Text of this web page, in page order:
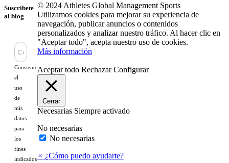
Suscríbete
al blog
Consiento
el
uso
de
mis
datos
para
los
fines
indicados
© 2024 Athletes Global Management Sports
Utilizamos cookies para mejorar su experiencia de
navegación, publicar anuncios o contenidos
personalizados y analizar nuestro tráfico. Al hacer clic en
"Aceptar todo", acepta nuestro uso de cookies.
Más información
Aceptar todo Rechazar Configurar
Cerrar
Necesarias Siempre activado
No necesarias
No necesarias
× ¿Cómo puedo ayudarte?